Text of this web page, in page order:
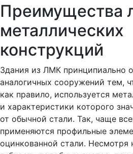
Преимущества
металлических
конструкций
Здания из ЛМК принципиально
аналогичных сооружений тем,
как правило, используется
и характеристики которого
от обычной стали. Так, чаще
применяются профильные
оцинкованной стали.